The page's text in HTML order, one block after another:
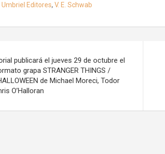
Umbriel Editores, V. E. Schwab
publicará el jueves 29 de octubre el
grapa STRANGER THINGS /
de Michael Moreci, Todor
O’Halloran